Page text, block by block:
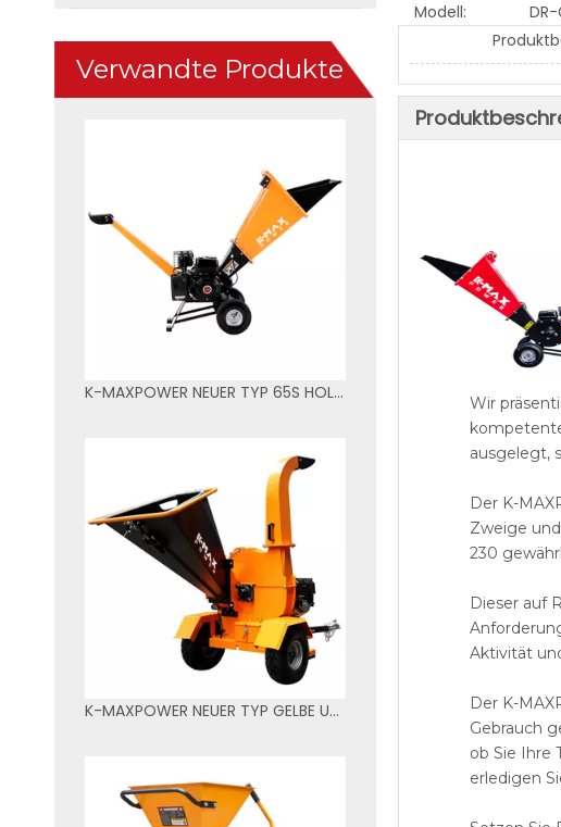
Verwandte Produkte
K-MAXPOWER NEUER TYP 65S HOLZHACKER IN GELBEN UND SCHWARZEN FARBEN
K-MAXPOWER NEUER TYP GELBE UND SCHWARZE FARBE 150SH HOLZSPITZE
Modell:
Wir
ausgelegt,
Der K-
Zweige
230
Dieser auf
Aktivität
Der K-
Gebrauch
ob Sie Ihre
erledigen